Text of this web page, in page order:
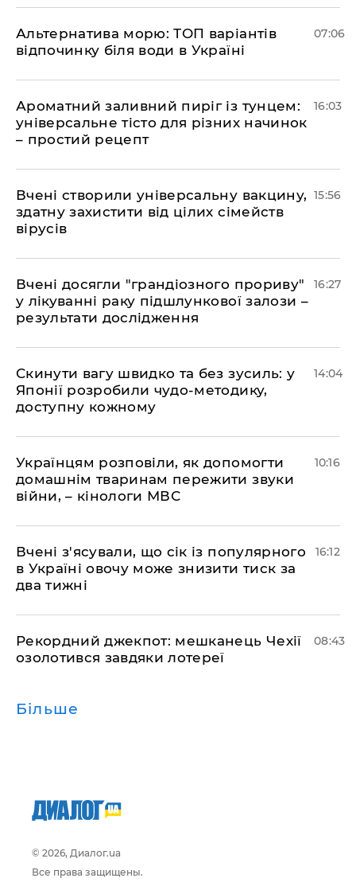
Альтернатива морю: ТОП варіантів
відпочинку біля води в Україні
07:06
Ароматний заливний пиріг із тунцем:
універсальне тісто для різних начинок
– простий рецепт
16:03
Вчені створили універсальну вакцину,
здатну захистити від цілих сімейств
вірусів
15:56
Вчені досягли "грандіозного прориву"
у лікуванні раку підшлункової залози –
результати дослідження
16:27
Скинути вагу швидко та без зусиль: у
Японії розробили чудо-методику,
доступну кожному
14:04
Українцям розповіли, як допомогти
домашнім тваринам пережити звуки
війни, – кінологи МВС
10:16
Вчені з'ясували, що сік із популярного
в Україні овочу може знизити тиск за
два тижні
16:12
Рекордний джекпот: мешканець Чехії
озолотився завдяки лотереї
08:43
Більше
© 2026, Диалог.ua
Все права защищены.